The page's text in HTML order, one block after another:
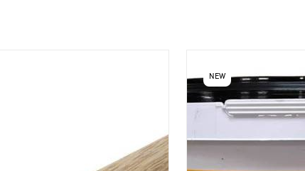
NEW